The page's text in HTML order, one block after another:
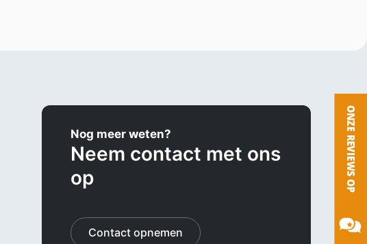
Nog meer weten?
Neem contact met ons
op
Contact opnemen